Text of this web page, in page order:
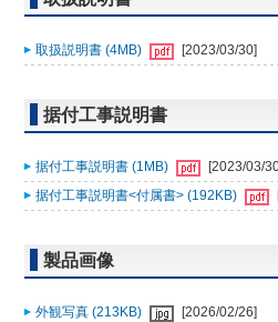
取扱説明書 (4MB) [2023/03/30]
据付工事説明書
据付工事説明書 (1MB)
[2023/03/
据付工事説明書<付属書> (192KB)
製品画像
外観写真 (213KB) [2026/02/26]